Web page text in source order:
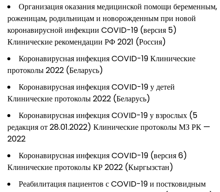
Организация оказания медицинской помощи беременным,
роженицам, родильницам и новорожденным при новой
коронавирусной инфекции COVID-19 (версия 5)
Клинические рекомендации РФ 2021 (Россия)
Коронавирусная инфекция COVID-19 Клинические
протоколы 2022 (Беларусь)
Коронавирусная инфекция COVID-19 у детей
Клинические протоколы 2022 (Беларусь)
Коронавирусная инфекция CОVID-19 у взрослых (5
редакция от 28.01.2022) Клинические протоколы МЗ РК —
2022
Коронавирусная инфекция COVID-19 (версия 6)
Клинические протоколы КР 2022 (Кыргызстан)
Реабилитация пациентов с COVID-19 и постковидным